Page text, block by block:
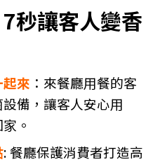
秒讓客人變香
來 ：來餐廳用餐的客
備，讓客人安心用
。
: 餐廳保護消費者打造高